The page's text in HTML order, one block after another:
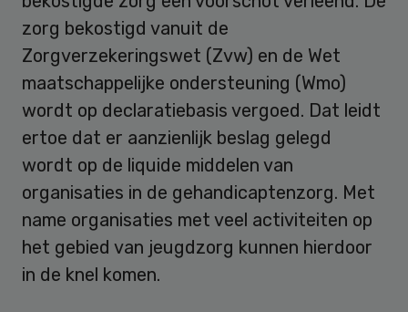
zorg bekostigd vanuit de
Zorgverzekeringswet (Zvw) en de Wet
maatschappelijke ondersteuning (Wmo)
wordt op declaratiebasis vergoed. Dat leidt
ertoe dat er aanzienlijk beslag gelegd
wordt op de liquide middelen van
organisaties in de gehandicaptenzorg. Met
name organisaties met veel activiteiten op
het gebied van jeugdzorg kunnen hierdoor
in de knel komen.